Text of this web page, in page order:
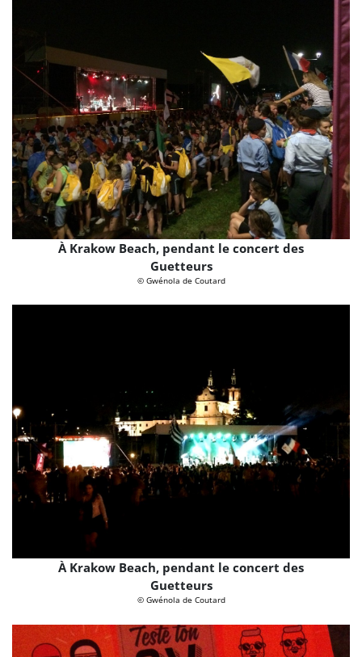
À Krakow Beach, pendant le concert des
Guetteurs
© Gwénola de Coutard
À Krakow Beach, pendant le concert des
Guetteurs
© Gwénola de Coutard